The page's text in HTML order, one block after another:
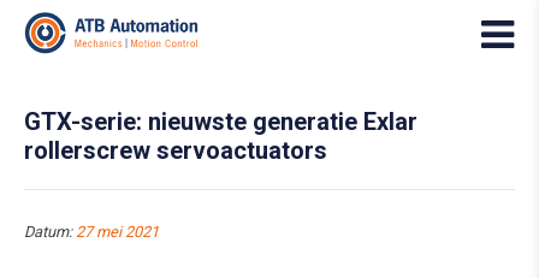
GTX-serie: nieuwste generatie Exlar
rollerscrew servoactuators
Datum: 27 mei 2021